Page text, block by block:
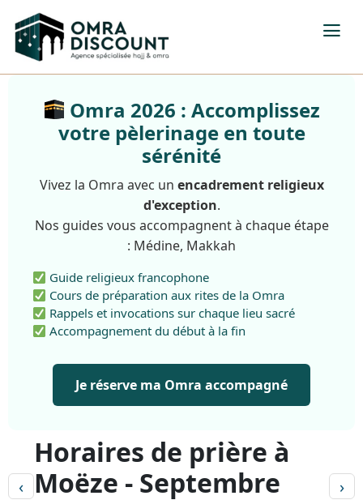
Omra 2026 : Accomplissez
votre pèlerinage en toute
sérénité
Vivez la Omra avec un encadrement religieux
d'exception.
Nos guides vous accompagnent à chaque étape
: Médine, Makkah
Guide religieux francophone
Cours de préparation aux rites de la Omra
Rappels et invocations sur chaque lieu sacré
Accompagnement du début à la fin
Je réserve ma Omra accompagné
‹
Horaires de prière à
Moëze - Septembre
›